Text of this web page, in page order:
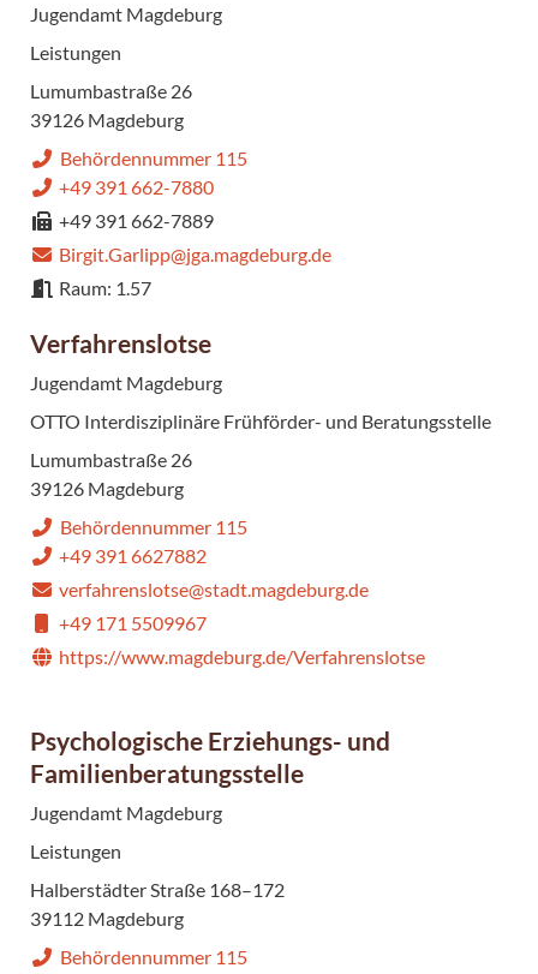
Jugendamt Magdeburg
Leistungen
Lumumbastraße 26
39126 Magdeburg
Behördennummer 115
+49 391 662-7880
+49 391 662-7889
Birgit.Garlipp@jga.magdeburg.de
Raum: 1.57
Verfahrenslotse
Jugendamt Magdeburg
OTTO Interdisziplinäre Frühförder- und Beratungsstelle
Lumumbastraße 26
39126 Magdeburg
Behördennummer 115
+49 391 6627882
verfahrenslotse@stadt.magdeburg.de
+49 171 5509967
https://www.magdeburg.de/Verfahrenslotse
Psychologische Erziehungs- und
Familienberatungsstelle
Jugendamt Magdeburg
Leistungen
Halberstädter Straße 168–172
39112 Magdeburg
Behördennummer 115